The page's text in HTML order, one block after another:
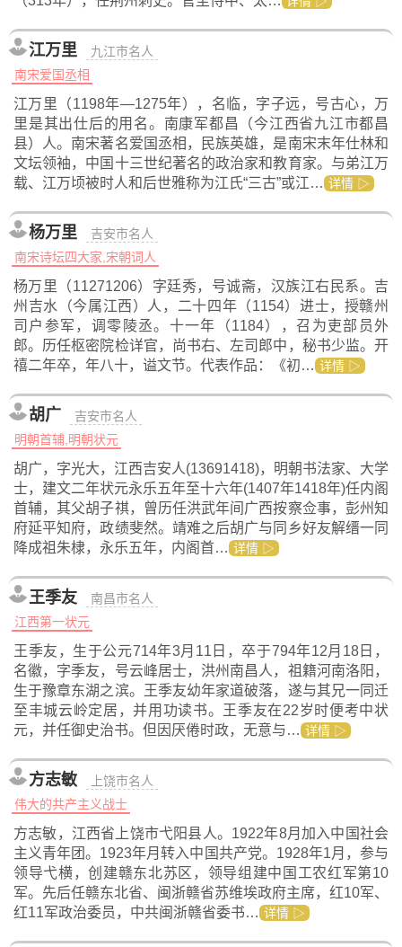
江万里
九江市名人
南宋爱国丞相
江万里（1198年—1275年），名临，字子远，号古心，万
里是其出仕后的用名。南康军都昌（今江西省九江市都昌
县）人。南宋著名爱国丞相，民族英雄，是南宋末年仕林和
文坛领袖，中国十三世纪著名的政治家和教育家。与弟江万
载、江万顷被时人和后世雅称为江氏“三古”或江… 详情 ▷
杨万里
吉安市名人
南宋诗坛四大家,宋朝词人
杨万里（11271206）字廷秀，号诚斋，汉族江右民系。吉
州吉水（今属江西）人，二十四年（1154）进士，授赣州
司户参军，调零陵丞。十一年（1184），召为吏部员外
郎。历任枢密院检详官，尚书右、左司郎中，秘书少监。开
禧二年卒，年八十，谥文节。代表作品：《初… 详情 ▷
胡广
吉安市名人
明朝首辅,明朝状元
胡广，字光大，江西吉安人(13691418)，明朝书法家、大学
士，建文二年状元永乐五年至十六年(1407年1418年)任内阁
首辅，其父胡子祺，曾历任洪武年间广西按察佥事，彭州知
府延平知府，政绩斐然。靖难之后胡广与同乡好友解缙一同
降成祖朱棣，永乐五年，内阁首… 详情 ▷
王季友
南昌市名人
江西第一状元
王季友，生于公元714年3月11日，卒于794年12月18日，
名徽，字季友，号云峰居士，洪州南昌人，祖籍河南洛阳，
生于豫章东湖之滨。王季友幼年家道破落，遂与其兄一同迁
至丰城云岭定居，并用功读书。王季友在22岁时便考中状
元，并任御史治书。但因厌倦时政，无意与… 详情 ▷
方志敏
上饶市名人
伟大的共产主义战士
方志敏，江西省上饶市弋阳县人。1922年8月加入中国社会
主义青年团。1923年月转入中国共产党。1928年1月，参与
领导弋横，创建赣东北苏区，领导组建中国工农红军第10
军。先后任赣东北省、闽浙赣省苏维埃政府主席，红10军、
红11军政治委员，中共闽浙赣省委书… 详情 ▷